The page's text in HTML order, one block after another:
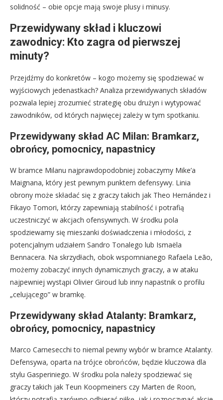
solidność – obie opcje mają swoje plusy i minusy.
Przewidywany skład i kluczowi
zawodnicy: Kto zagra od pierwszej
minuty?
Przejdźmy do konkretów – kogo możemy się spodziewać w
wyjściowych jedenastkach? Analiza przewidywanych składów
pozwala lepiej zrozumieć strategię obu drużyn i wytypować
zawodników, od których najwięcej zależy w tym spotkaniu.
Przewidywany skład AC Milan: Bramkarz,
obrońcy, pomocnicy, napastnicy
W bramce Milanu najprawdopodobniej zobaczymy Mike’a
Maignana, który jest pewnym punktem defensywy. Linia
obrony może składać się z graczy takich jak Theo Hernández i
Fikayo Tomori, którzy zapewniają stabilność i potrafią
uczestniczyć w akcjach ofensywnych. W środku pola
spodziewamy się mieszanki doświadczenia i młodości, z
potencjalnym udziałem Sandro Tonalego lub Ismaëla
Bennacera. Na skrzydłach, obok wspomnianego Rafaela Leão,
możemy zobaczyć innych dynamicznych graczy, a w ataku
najpewniej wystąpi Olivier Giroud lub inny napastnik o profilu
„celującego” w bramkę.
Przewidywany skład Atalanty: Bramkarz,
obrońcy, pomocnicy, napastnicy
Marco Carnesecchi to niemal pewny wybór w bramce Atalanty.
Defensywa, oparta na trójce obrońców, będzie kluczowa dla
stylu Gasperiniego. W środku pola należy spodziewać się
graczy takich jak Teun Koopmeiners czy Marten de Roon,